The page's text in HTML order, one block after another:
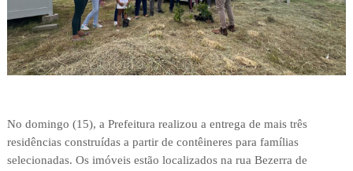
No domingo (15), a Prefeitura realizou a entrega de mais três
residências construídas a partir de contêineres para famílias
selecionadas. Os imóveis estão localizados na rua Bezerra de